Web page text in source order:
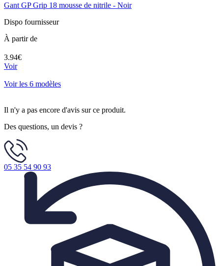
Gant GP Grip 18 mousse de nitrile - Noir
Dispo fournisseur
À partir de
3.94€
Voir
Voir les 6 modèles
Il n'y a pas encore d'avis sur ce produit.
Des questions, un devis ?
05 35 54 90 93